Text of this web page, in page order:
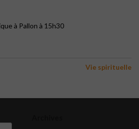
à Pallon à 15h30
Vie spirituelle